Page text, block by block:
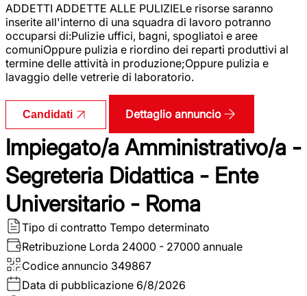
ADDETTI ADDETTE ALLE PULIZIELe risorse saranno
inserite all'interno di una squadra di lavoro potranno
occuparsi di:Pulizie uffici, bagni, spogliatoi e aree
comuniOppure pulizia e riordino dei reparti produttivi al
termine delle attività in produzione;Oppure pulizia e
lavaggio delle vetrerie di laboratorio.
Candidati Dettaglio annuncio
Impiegato/a Amministrativo/a -
Segreteria Didattica - Ente
Universitario - Roma
Tipo di contratto Tempo determinato
Retribuzione Lorda 24000 - 27000 annuale
Codice annuncio 349867
Data di pubblicazione 6/8/2026